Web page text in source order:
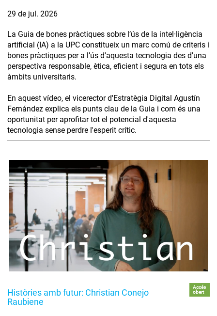
29 de jul. 2026
La Guia de bones pràctiques sobre l’ús de la intel·ligència
artificial (IA) a la UPC constitueix un marc comú de criteris i
bones pràctiques per a l’ús d'aquesta tecnologia des d'una
perspectiva responsable, ètica, eficient i segura en tots els
àmbits universitaris.
En aquest vídeo, el vicerector d'Estratègia Digital Agustín
Fernández explica els punts clau de la Guia i com és una
oportunitat per aprofitar tot el potencial d'aquesta
tecnologia sense perdre l'esperit crític.
Històries amb futur: Christian Conejo
Raubiene
Accés
obert